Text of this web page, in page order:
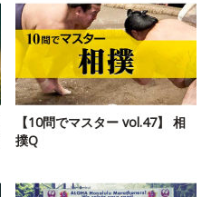
【10問でマスター vol.47】 相
撲Q